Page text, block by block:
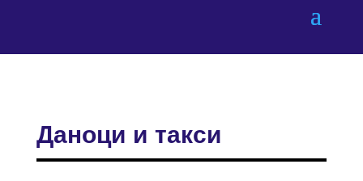
Даноци и такси